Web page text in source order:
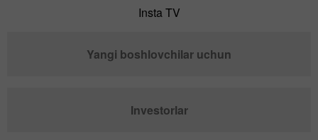
Insta TV
Yangi boshlovchilar uchun
Investorlar